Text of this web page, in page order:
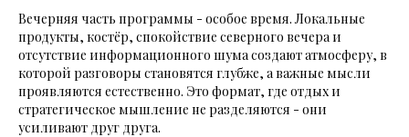
Вечерняя часть программы - особое время. Локальные
продукты, костёр, спокойствие северного вечера и
отсутствие информационного шума создают атмосферу, в
которой разговоры становятся глубже, а важные мысли
проявляются естественно. Это формат, где отдых и
стратегическое мышление не разделяются - они
усиливают друг друга.